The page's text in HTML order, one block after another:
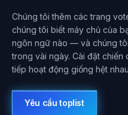
Chúng tôi thêm các trang
chúng tôi biết máy chủ của
ngôn ngữ nào — và chúng
trong vài ngày. Cài đặt
tiếp hoạt động giống hệt
Yêu cầu toplist